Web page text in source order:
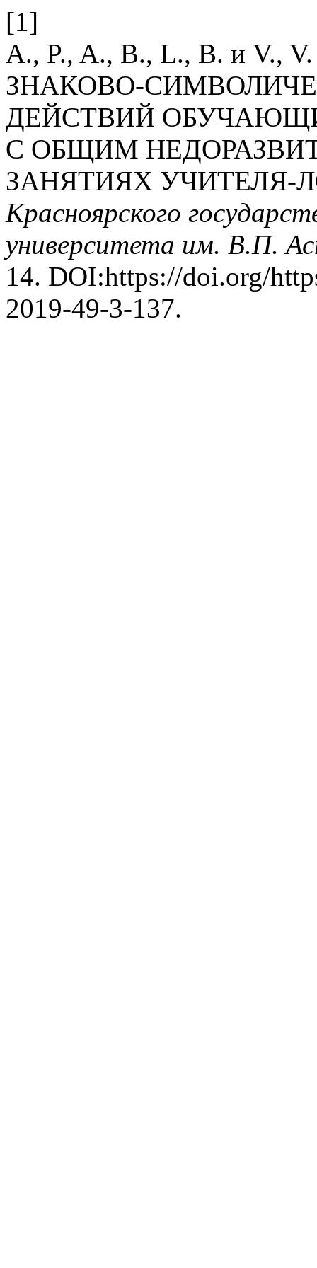
[1]
A., P., A., B., L., B. и
ЗНАКОВО-
ДЕЙСТВИЙ
С ОБЩИМ
ЗАНЯТИЯХ УЧИТЕЛЯ-
Красноярского
университета им. В.П.
14. DOI:https://doi.org/
2019-49-3-137.